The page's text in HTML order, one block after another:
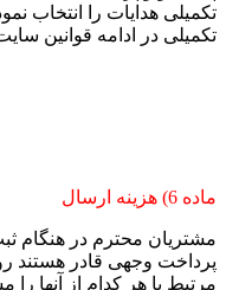
تکمیلی هدایات را انتخاب
تکمیلی در ادامه قوانین
ماده 6) هزینه ارسال
مشتریان محترم در هنگام
پرداخت وجهی قادر هستند
مرتبط با هر کدام از آنها را